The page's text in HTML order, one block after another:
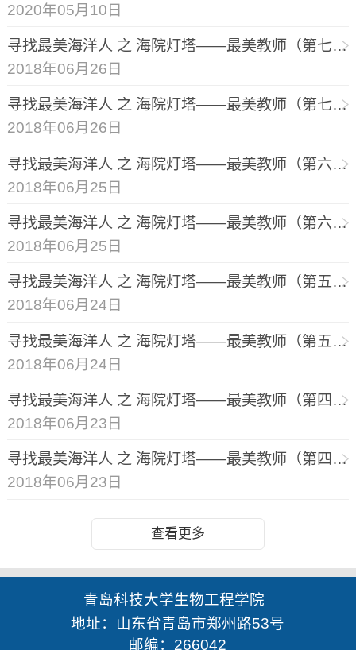
2020年05月10日
寻找最美海洋人 之 海院灯塔——最美教师（第七期）
2018年06月26日
寻找最美海洋人 之 海院灯塔——最美教师（第七期）
2018年06月26日
寻找最美海洋人 之 海院灯塔——最美教师（第六期）
2018年06月25日
寻找最美海洋人 之 海院灯塔——最美教师（第六期）
2018年06月25日
寻找最美海洋人 之 海院灯塔——最美教师（第五期）
2018年06月24日
寻找最美海洋人 之 海院灯塔——最美教师（第五期）
2018年06月24日
寻找最美海洋人 之 海院灯塔——最美教师（第四期）
2018年06月23日
寻找最美海洋人 之 海院灯塔——最美教师（第四期）
2018年06月23日
查看更多
青岛科技大学生物工程学院
地址：山东省青岛市郑州路53号
邮编：266042